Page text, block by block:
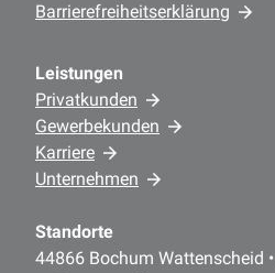
Barrierefreiheitserklärung
Leistungen
Privatkunden
Gewerbekunden
Karriere
Unternehmen
Standorte
44866 Bochum Wattenscheid